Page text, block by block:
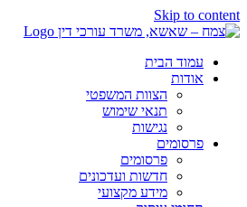
Skip to content
עמוד הבית
אודות
הצוות המשפטי
תנאי שימוש
נגישות
פרסומים
פרסומים
חדשות ועדכונים
מידע מקצועי